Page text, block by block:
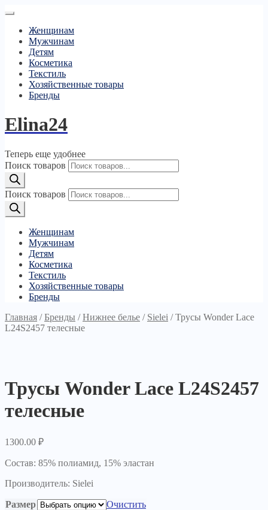
Женщинам
Мужчинам
Детям
Косметика
Текстиль
Хозяйственные товары
Бренды
Elina24
Теперь еще удобнее
Поиск товаров
Поиск товаров
Женщинам
Мужчинам
Детям
Косметика
Текстиль
Хозяйственные товары
Бренды
Главная /Бренды /Нижнее белье / Sielei /Трусы Wonder Lace
L24S2457 телесные
Трусы Wonder Lace L24S2457
телесные
1300.00 ₽
Состав: 85% полиамид, 15% эластан
Производитель: Sielei
Размер
Очистить